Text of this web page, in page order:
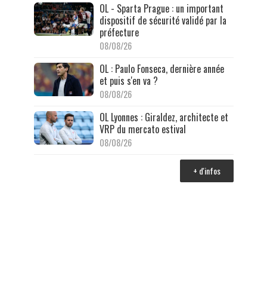
OL - Sparta Prague : un important
dispositif de sécurité validé par la
préfecture
08/08/26
OL : Paulo Fonseca, dernière année
et puis s'en va ?
08/08/26
OL Lyonnes : Giraldez, architecte et
VRP du mercato estival
08/08/26
+ d'infos